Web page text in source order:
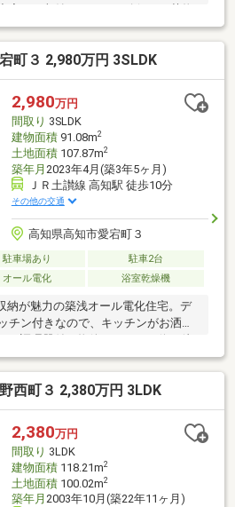
側6.3メートルの公道に接面幅20メー
の出し入れや駐車もスムーズに行え
まで徒歩8分と通学しやすく、高知中
に揃う環境ですとさでん交通泉町バ
から徒歩二分の距離にあります。部
います。別棟に2階建て倉庫もありま
町３ 2,980万円 3SLDK
2,980万円
間取り 3SLDK
建物面積91.08m2
土地面積107.87m2
築年月 2023年4月(築3年5ヶ月)
ＪＲ土讃線 高知駅 徒歩10分
その他の交通
高知県高知市愛宕町３
駐車場あり
駐車2台
オール電化 浴室乾燥機
納が魅力の築浅オール電化住宅。デ
チン付きなので、キッチンがお洒落
IH調理器付き物件です。バス停が徒
燥機付きの物件であれば、雨の日で
できます。こちらは中古の戸建て物
来客が来ても置けるので、便利で
西町３ 2,380万円 3LDK
2,380万円
間取り 3LDK
建物面積118.21m2
土地面積100.02m2
築年月 2003年10月(築22年11ヶ月)